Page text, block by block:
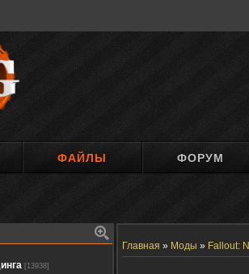
ФАЙЛЫ ФОРУМ
[13938]
Главная » Моды » Fallout: